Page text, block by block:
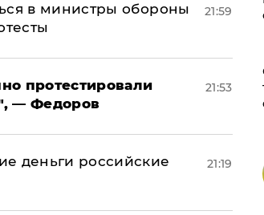
в министры обороны
21:59
протестировали
— Федоров
21:53
деньги российские
21:19